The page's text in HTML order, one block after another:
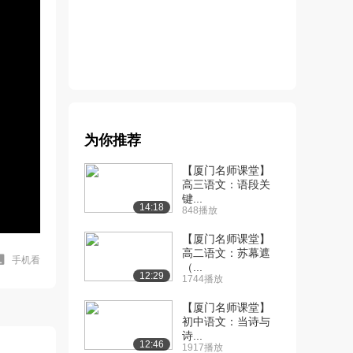
手机看
为你推荐
14:18
【厦门名师课堂】
高三语文：语段关
键...
848播放
12:29
【厦门名师课堂】
高二语文：苏幕遮
（...
1744播放
12:46
【厦门名师课堂】
初中语文：当诗与
诗...
1917播放